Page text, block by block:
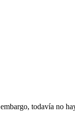
todavía no